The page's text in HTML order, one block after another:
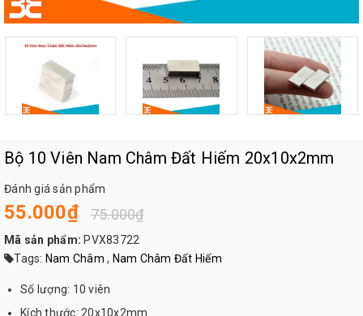
Bộ 10 Viên Nam Châm Đất Hiếm 20x10x2mm
Đánh giá sản phẩm
55.000₫ 75.000₫
Mã sản phẩm: PVX83722
Tags: Nam Châm , Nam Châm Đất Hiếm
Số lượng: 10 viên
Kích thước: 20x10x2mm